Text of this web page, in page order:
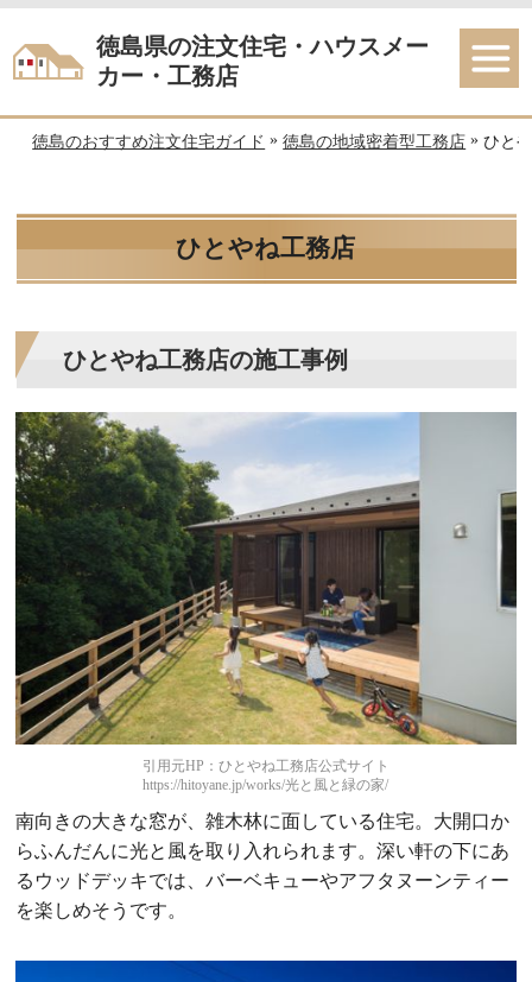
徳島県の注文住宅・ハウスメー
カー・工務店
徳島のおすすめ注文住宅ガイド »徳島の地域密着型工務店 »ひと
ひとやね工務店
ひとやね工務店の施工事例
引用元HP：ひとやね工務店公式サイト
https://hitoyane.jp/works/光と風と緑の家/
南向きの大きな窓が、雑木林に面している住宅。大開口か
らふんだんに光と風を取り入れられます。深い軒の下にあ
るウッドデッキでは、バーベキューやアフタヌーンティー
を楽しめそうです。